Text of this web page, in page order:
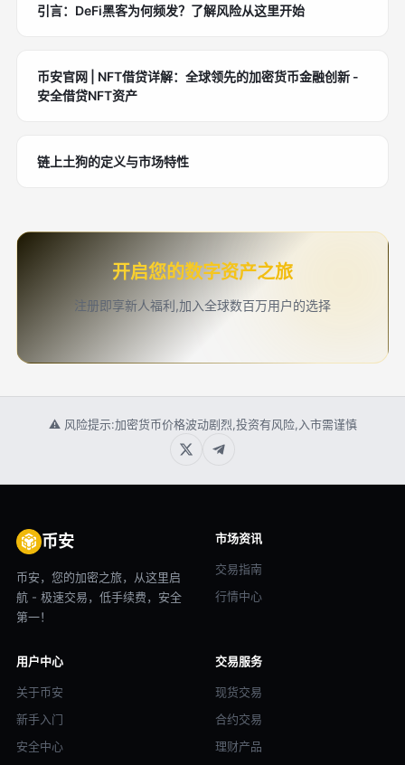
引言：DeFi黑客为何频发？了解风险从这里开始
币安官网 | NFT借贷详解：全球领先的加密货币金融创新 -
安全借贷NFT资产
链上土狗的定义与市场特性
开启您的数字资产之旅
注册即享新人福利,加入全球数百万用户的选择
⚠ 风险提示:加密货币价格波动剧烈,投资有风险,入市需谨慎
币安
币安，您的加密之旅，从这里启
航 - 极速交易，低手续费，安全
第一！
市场资讯
交易指南
行情中心
用户中心
关于币安
新手入门
安全中心
交易服务
现货交易
合约交易
理财产品